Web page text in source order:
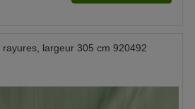
rayures, largeur 305 cm 920492